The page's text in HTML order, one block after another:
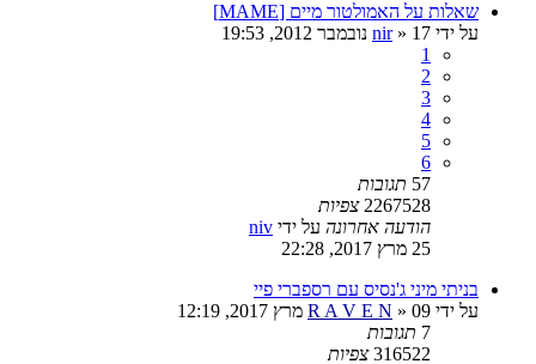
שאלות על האמולטור מיים [MAME]
על ידי
nir» 17 נובמבר 2012, 19:53
1
2
3
4
5
6
57 תגובות
2267528 צפיות
הודעה אחרונה על ידי niv
25 מרץ 2017, 22:28
בניתי מיני ג'נסיס עם רספברי פיי
על ידי
R A V E N » 09 מרץ 2017, 12:19
7 תגובות
316522 צפיות